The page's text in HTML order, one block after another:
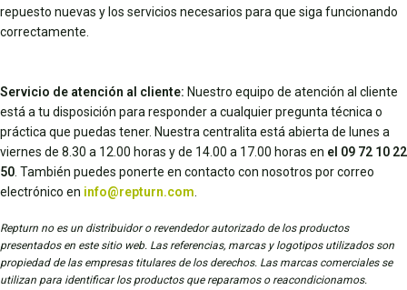
repuesto nuevas y los servicios necesarios para que siga funcionando
correctamente.
Servicio de atención al cliente: Nuestro equipo de atención al cliente
está a tu disposición para responder a cualquier pregunta técnica o
práctica que puedas tener. Nuestra centralita está abierta de lunes a
viernes de 8.30 a 12.00 horas y de 14.00 a 17.00 horas en el 09 72 10 22
50 . También puedes ponerte en contacto con nosotros por correo
electrónico en info@repturn.com
Repturn no es un distribuidor o revendedor autorizado de los productos
presentados en este sitio web. Las referencias, marcas y logotipos utilizados son
propiedad de las empresas titulares de los derechos. Las marcas comerciales se
utilizan para identificar los productos que reparamos o reacondicionamos.